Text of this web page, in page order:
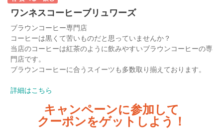
ワンネスコーヒーブリュワーズ
ブラウンコーヒー専門店
コーヒーは黒くて苦いものだと思っていませんか？
当店のコーヒーは紅茶のように飲みやすいブラウンコーヒーの専
門店です。
ブラウンコーヒーに合うスイーツも多数取り揃えております。
詳細はこちら
キャンペーンに参加して
クーポンをゲットしよう！